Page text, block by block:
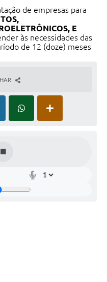
de empresas para
E
às necessidades das
de 12 (doze) meses